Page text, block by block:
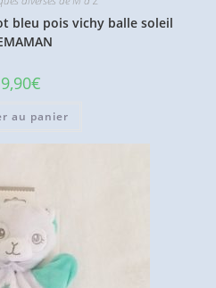
bleu pois vichy balle soleil
€
au panier